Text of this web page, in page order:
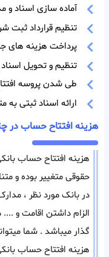
آماده سازی اسناد و
تنظیم قرارداد ثبت
پرداخت هزینه های
تنظیم و تحویل
طی شدن پروسه
ارائه اسناد ثبتی به
هزینه افتتاح حساب در
هزینه افتتاح حساب
حقوقی متغییر بوده و
در بانک مورد نظر ،
الزام داشتن اقامت و ....
گذار میباشد . شما
هزینه افتتاح حساب